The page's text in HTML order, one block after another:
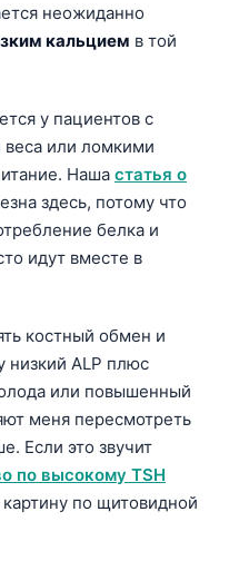
неожиданно
кальцием в той
у пациентов с
или ломкими
Наша статья о
здесь, потому что
белка и
идут вместе в
костный обмен и
низкий ALP плюс
или повышенный
меня пересмотреть
Если это звучит
по высокому TSH
по щитовидной